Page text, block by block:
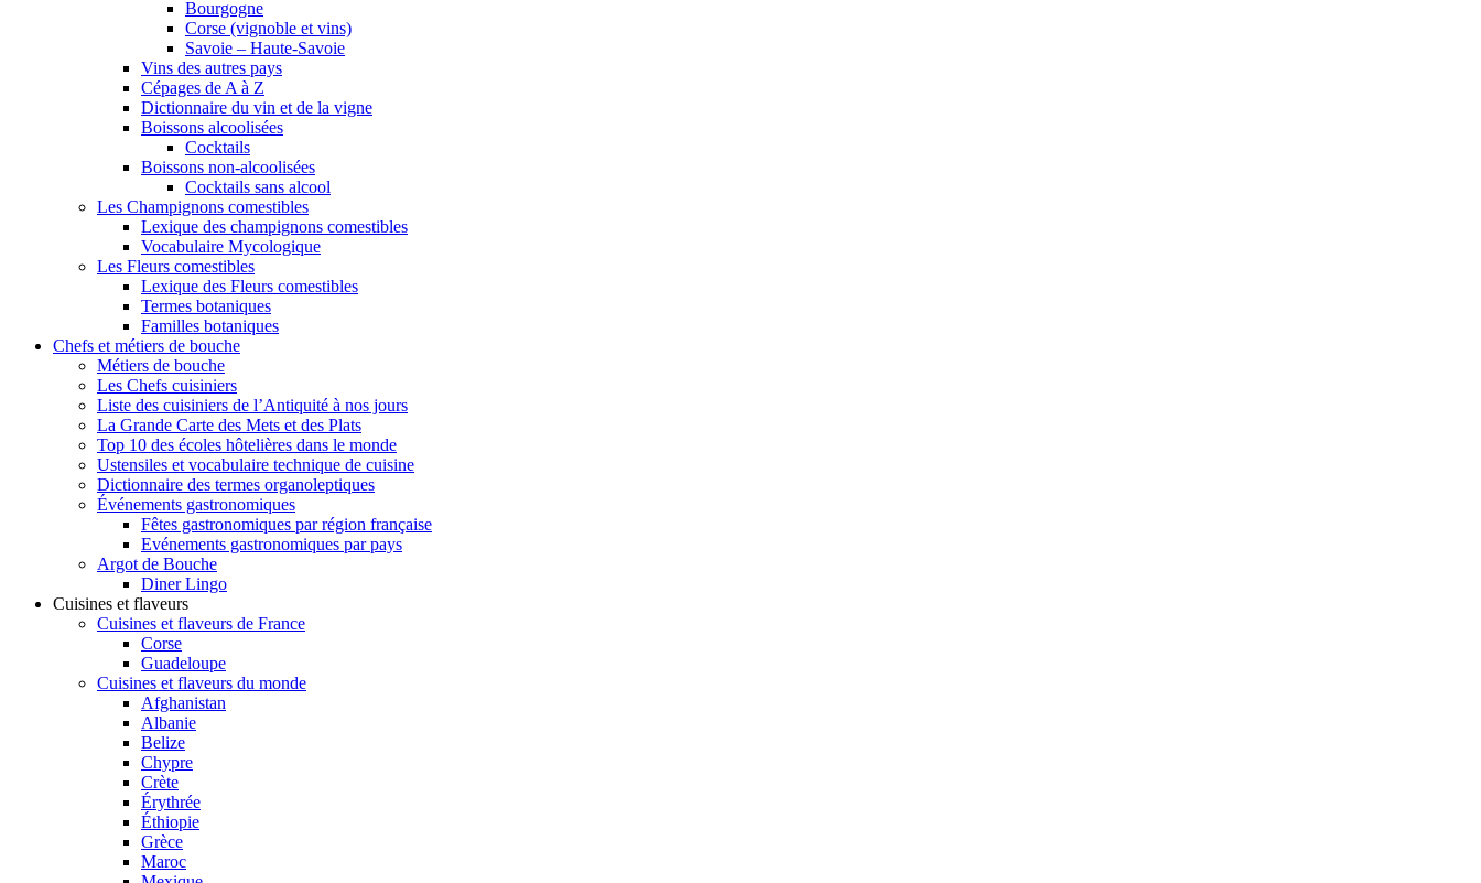
Bourgogne
Corse (vignoble et vins)
Savoie – Haute-Savoie
Vins des autres pays
Cépages de A à Z
Dictionnaire du vin et de la vigne
Boissons alcoolisées
Cocktails
Boissons non-alcoolisées
Cocktails sans alcool
Les Champignons comestibles
Lexique des champignons comestibles
Vocabulaire Mycologique
Les Fleurs comestibles
Lexique des Fleurs comestibles
Termes botaniques
Familles botaniques
Chefs et métiers de bouche
Métiers de bouche
Les Chefs cuisiniers
Liste des cuisiniers de l’Antiquité à nos jours
La Grande Carte des Mets et des Plats
Top 10 des écoles hôtelières dans le monde
Ustensiles et vocabulaire technique de cuisine
Dictionnaire des termes organoleptiques
Événements gastronomiques
Fêtes gastronomiques par région française
Evénements gastronomiques par pays
Argot de Bouche
Diner Lingo
Cuisines et flaveurs
Cuisines et flaveurs de France
Corse
Guadeloupe
Cuisines et flaveurs du monde
Afghanistan
Albanie
Belize
Chypre
Crète
Érythrée
Éthiopie
Grèce
Maroc